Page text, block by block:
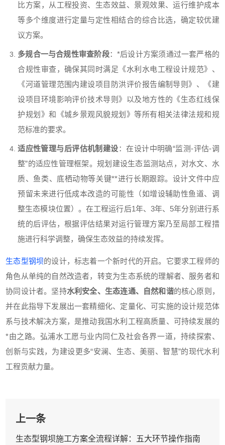
比方案，从工程投资、生态效益、景观效果、运行维护成本
等多个维度进行定量与定性相结合的综合比选，确定较优建
议方案。
多规合一与合规性审查阶段：*后设计方案须通过一套严格的
合规性审查，确保其同时满足《水利水电工程设计规范》、
《河道管理范围内建设项目防洪评价报告编制导则》、《建
设项目环境影响评价技术导则》以及地方性的《生态红线保
护规划》和《城乡景观风貌规划》等所有相关法律法规和规
范标准的要求。
适应性管理与后评估机制建设：在设计中明确“监测-评估-调
整”的适应性管理框架。规划建设生态监测站点，对水文、水
质、鱼类、底栖动物等关键**进行长期跟踪。设计文件中应
预留未来进行低成本改造的可能性（如增设辅助性鱼道、调
整生态模块位置）。在工程运行后1年、3年、5年分别进行系
统的后评估，根据评估结果对运行管理方案乃至局部工程措
施进行科学调整，确保生态效益的持续发挥。
生态型钢坝的设计，标志着一个新时代的开启。它要求工程师的
角色从单纯的自然改造者，转变为生态系统的理解者、服务者和
协同设计者。坚持水利安全、生态连通、自然和谐的核心原则，
并在此指导下发展出一套精细化、定量化、可实施的设计规范体
系与技术解决方案，是推动我国水利工程高质量、可持续发展的
*由之路。弘浦水工愿与业内同仁及社会各界一道，持续探索、
创新与实践，为建设更多“安澜、生态、美丽、智慧”的现代水利
工程贡献力量。
上一条
生态型钢坝施工方案全流程详解：五大环节操作指南